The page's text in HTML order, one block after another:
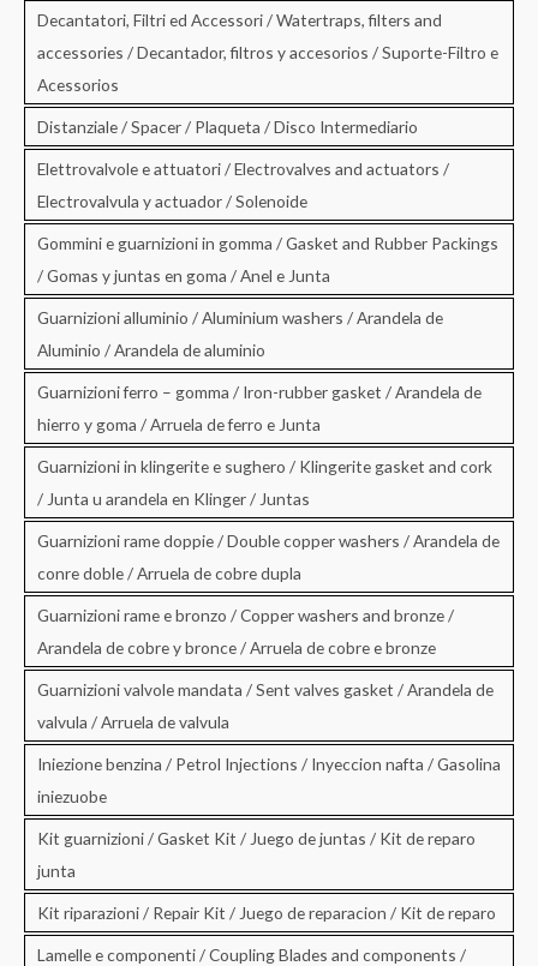
Decantatori, Filtri ed Accessori / Watertraps, filters and
accessories / Decantador, filtros y accesorios / Suporte-Filtro e
Acessorios
Distanziale / Spacer / Plaqueta / Disco Intermediario
Elettrovalvole e attuatori / Electrovalves and actuators /
Electrovalvula y actuador / Solenoide
Gommini e guarnizioni in gomma / Gasket and Rubber Packings
/ Gomas y juntas en goma / Anel e Junta
Guarnizioni alluminio / Aluminium washers / Arandela de
Aluminio / Arandela de aluminio
Guarnizioni ferro – gomma / Iron-rubber gasket / Arandela de
hierro y goma / Arruela de ferro e Junta
Guarnizioni in klingerite e sughero / Klingerite gasket and cork
/ Junta u arandela en Klinger / Juntas
Guarnizioni rame doppie / Double copper washers / Arandela de
conre doble / Arruela de cobre dupla
Guarnizioni rame e bronzo / Copper washers and bronze /
Arandela de cobre y bronce / Arruela de cobre e bronze
Guarnizioni valvole mandata / Sent valves gasket / Arandela de
valvula / Arruela de valvula
Iniezione benzina / Petrol Injections / Inyeccion nafta / Gasolina
iniezuobe
Kit guarnizioni / Gasket Kit / Juego de juntas / Kit de reparo
junta
Kit riparazioni / Repair Kit / Juego de reparacion / Kit de reparo
Lamelle e componenti / Coupling Blades and components /